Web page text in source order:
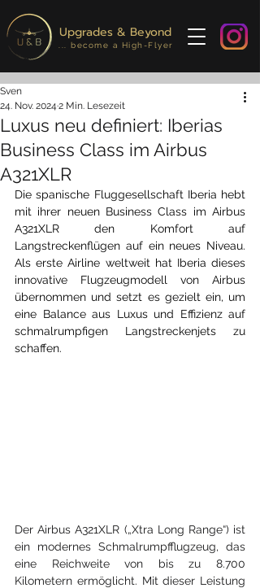
Upgrades & Beyond
... become a High-Flyer
Luxus neu definiert: Iberias
Business Class im Airbus
A321XLR
Sven
24. Nov. 2024 2 Min. Lesezeit
Die spanische Fluggesellschaft Iberia hebt
mit ihrer neuen Business Class im Airbus
A321XLR den Komfort auf
Langstreckenflügen auf ein neues Niveau.
Als erste Airline weltweit hat Iberia dieses
innovative Flugzeugmodell von Airbus
übernommen und setzt es gezielt ein, um
eine Balance aus Luxus und Effizienz auf
schmalrumpfigen Langstreckenjets zu
schaffen.
Der Airbus A321XLR („Xtra Long Range“) ist
ein modernes Schmalrumpfflugzeug, das
eine Reichweite von bis zu 8.700
Kilometern ermöglicht. Mit dieser Leistung